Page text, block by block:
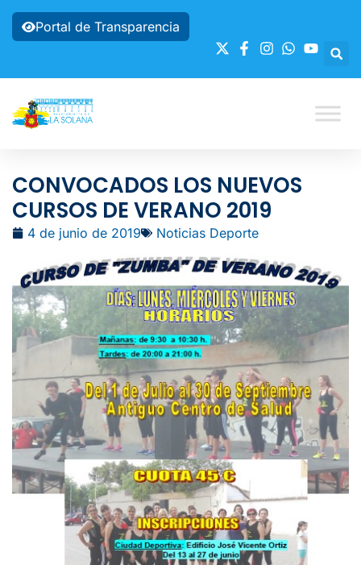
Portal de Transparencia
CONVOCADOS LOS NUEVOS
CURSOS DE VERANO 2019
4 de junio de 2019 Noticias Deporte